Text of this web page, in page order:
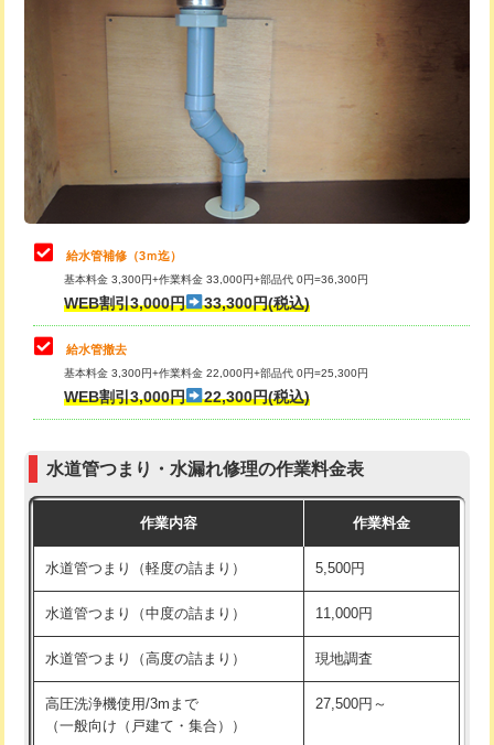
給水管工事※（ライニング鋼管・銅
管・ポリ管・HT管使用/3ｍ超え)
排水管工事（土の掘削・埋め戻し作
11,000円~
排水管工事（排水管工事/3ｍまで） 55,000円
排水管工事（追加 排水管工事/3ｍ超
マス交換（土の掘削・埋め戻し作業）
マス交換（深さ50㎝未満）
マス交換（深さ50㎝以上）
コンクリート斫り（厚さ10㎝まで）
モルタル補修（厚さ10㎝超え） 38,500円
洗面台設置 38,500円
化粧台設置 22,000円
追加人工 16,500円
廃棄・処分 現場見積
追加トーラー機使用/3m超え
8,800円
止水・漏水調査・防水処理・清掃・修
理・調整・分解・加工など（軽作業）
11,000円
止水・漏水調査・防水処理・清掃・修
理・調整・分解・加工など（中作業）
止水・漏水調査・防水処理・清掃・修
理・調整・分解・加工など（重作業）
33,000円
その他部品の脱着
交換・取付（タンク）
式）)
式・ワンホール）)
交換・取付(排水栓・排水トラップ
22,000円+材料費
持込商品取付（混合水栓）
給水管補修（3ｍ迄）
基本料金 3,300円+作業料金 33,000円+部品代 0円=36,300円
WEB割引3,000円 33,300円(税込)
給水管撤去
基本料金 3,300円+作業料金 22,000円+部品代 0円=25,300円
WEB割引3,000円 22,300円(税込)
水道管つまり・水漏れ修理の作業料金表
作業内容 作業料金
水道管つまり（軽度の詰まり） 5,500円
水道管つまり（中度の詰まり） 11,000円
水道管つまり（高度の詰まり） 現地調査
高圧洗浄機使用/3mまで
（一般向け（戸建て・集合））
27,500円～